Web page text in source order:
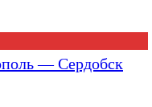
— Сердобск